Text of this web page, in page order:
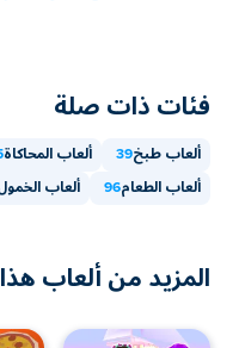
فئات ذات صلة
ألعاب طبخ39 ألعاب المحاكاة
ألعاب الطعام96 ألعاب
المزيد من ألعاب